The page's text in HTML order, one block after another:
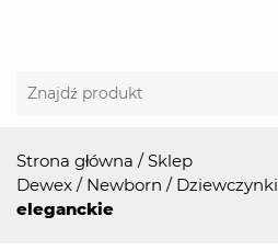
Strona główna /Sklep
Dewex / Newborn / Dziewczynki
eleganckie